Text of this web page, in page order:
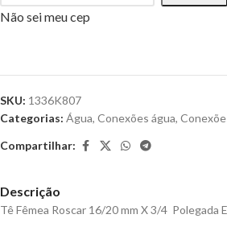
Não sei meu cep
SKU: 1336K807
Categorias: Água, Conexões água,
Compartilhar:
Descrição
Tê Fêmea Roscar 16/20 mm X 3/4 Polegada